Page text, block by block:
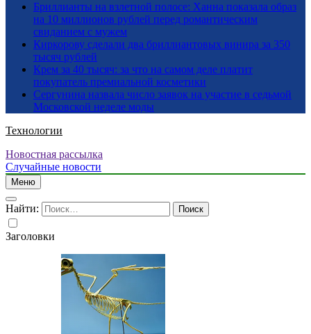
Бриллианты на взлетной полосе: Ханна показала образ
на 10 миллионов рублей перед романтическим
свиданием с мужем
Киркорову сделали два бриллиантовых винира за 350
тысяч рублей
Крем за 40 тысяч: за что на самом деле платит
покупатель премиальной косметики
Сергунина назвала число заявок на участие в седьмой
Московской неделе моды
Технологии
Новостная рассылка
Случайные новости
Меню
Найти:
Заголовки